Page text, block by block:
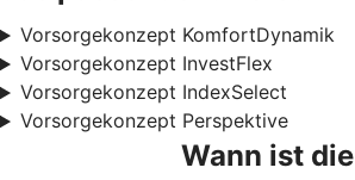
Vorsorgekonzept KomfortDynamik
Vorsorgekonzept InvestFlex
Vorsorgekonzept IndexSelect
Vorsorgekonzept Perspektive
Wann ist die